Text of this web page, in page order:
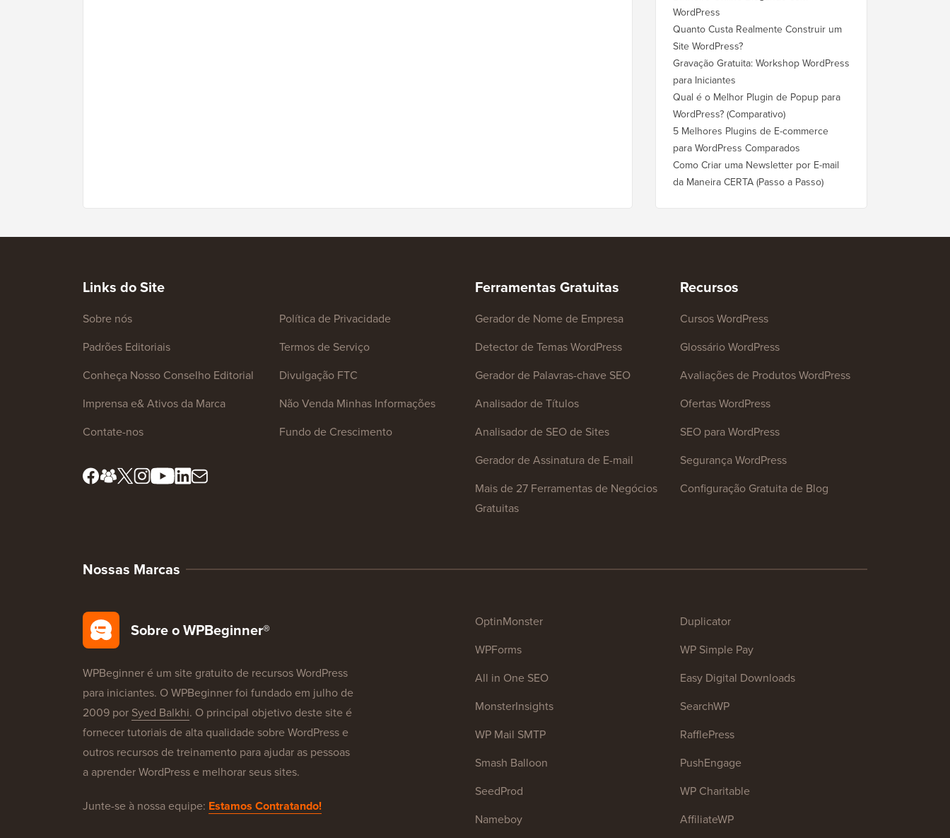
WordPress
Quanto Custa Realmente Construir um
Site WordPress?
Gravação Gratuita: Workshop WordPress
para Iniciantes
Qual é o Melhor Plugin de Popup para
WordPress? (Comparativo)
5 Melhores Plugins de E-commerce
para WordPress Comparados
Como Criar uma Newsletter por E-mail
da Maneira CERTA (Passo a Passo)
Links do Site
Sobre nós
Padrões Editoriais
Conheça Nosso Conselho Editorial
Imprensa e& Ativos da Marca
Contate-nos
Política de Privacidade
Termos de Serviço
Divulgação FTC
Não Venda Minhas Informações
Fundo de Crescimento
Ferramentas Gratuitas
Gerador de Nome de Empresa
Detector de Temas WordPress
Gerador de Palavras-chave SEO
Analisador de Títulos
Analisador de SEO de Sites
Gerador de Assinatura de E-mail
Mais de 27 Ferramentas de Negócios
Gratuitas
Recursos
Cursos WordPress
Glossário WordPress
Avaliações de Produtos WordPress
Ofertas WordPress
SEO para WordPress
Segurança WordPress
Configuração Gratuita de Blog
Nossas Marcas
Sobre o WPBeginner®
WPBeginner é um site gratuito de recursos WordPress
para iniciantes. O WPBeginner foi fundado em julho de
2009 por Syed Balkhi. O principal objetivo deste site é
fornecer tutoriais de alta qualidade sobre WordPress e
outros recursos de treinamento para ajudar as pessoas
a aprender WordPress e melhorar seus sites.
Junte-se à nossa equipe: Estamos Contratando!
OptinMonster
WPForms
All in One SEO
MonsterInsights
WP Mail SMTP
Smash Balloon
SeedProd
Nameboy
Duplicator
WP Simple Pay
Easy Digital Downloads
SearchWP
RafflePress
PushEngage
WP Charitable
AffiliateWP